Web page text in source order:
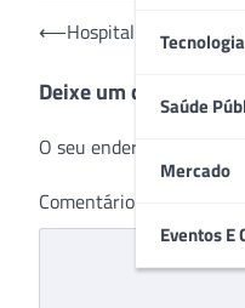
Tecnologia
Saúde
Mercado
Eventos E
Navegação
Post
⟵Hospital São Vicente
Deixe um comentário
O seu endereço de e-
Comentário